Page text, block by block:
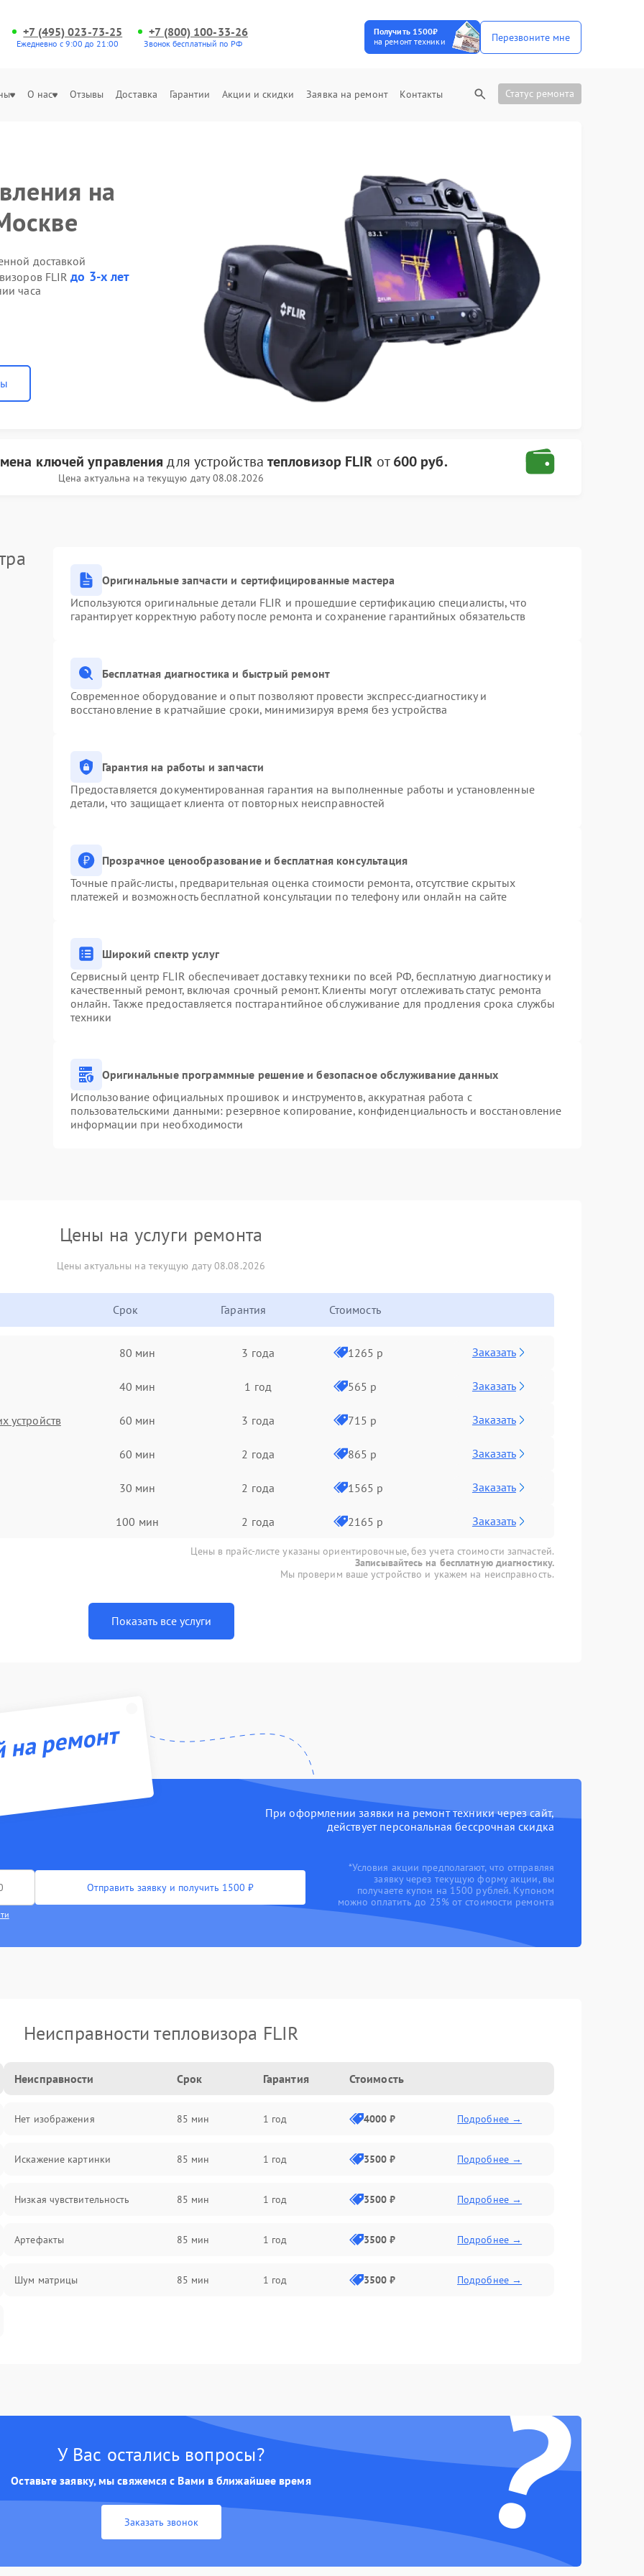
+7 (495) 023-73-25
Ежедневно с 9:00 до 21:00
+7 (800) 100-33-26
Звонок бесплатный по РФ
Получить 1500₽
на ремонт техники
Перезвоните мне
О нас Отзывы Доставка Гарантии Акции и скидки Заявка на ремонт Контакты Статус ремонта
на
доставкой
FLIRдо 3-х лет
часа
ключей управления для устройства тепловизор FLIR от600 руб.
Цена актуальна на текущую дату 08.08.2026
Оригинальные запчасти и сертифицированные мастера
Используются оригинальные детали FLIR и прошедшие сертификацию специалисты, что
гарантирует корректную работу после ремонта и сохранение гарантийных обязательств
Бесплатная диагностика и быстрый ремонт
Современное оборудование и опыт позволяют провести экспресс-диагностику и
восстановление в кратчайшие сроки, минимизируя время без устройства
Гарантия на работы и запчасти
Предоставляется документированная гарантия на выполненные работы и установленные
детали, что защищает клиента от повторных неисправностей
Прозрачное ценообразование и бесплатная консультация
Точные прайс-листы, предварительная оценка стоимости ремонта, отсутствие скрытых
платежей и возможность бесплатной консультации по телефону или онлайн на сайте
Широкий спектр услуг
Сервисный центр FLIR обеспечивает доставку техники по всей РФ, бесплатную диагностику и
качественный ремонт, включая срочный ремонт. Клиенты могут отслеживать статус ремонта
онлайн. Также предоставляется постгарантийное обслуживание для продления срока службы
техники
Оригинальные программные решение и безопасное обслуживание данных
Использование официальных прошивок и инструментов, аккуратная работа с
пользовательскими данными: резервное копирование, конфиденциальность и восстановление
информации при необходимости
Цены на услуги ремонта
Цены актуальны на текущую дату 08.08.2026
Срок Гарантия Стоимость
80 мин 3 года 1265 р Заказать
40 мин 1 год 565 р Заказать
устройств 60 мин 3 года 715 р Заказать
60 мин 2 года 865 р Заказать
30 мин 2 года 1565 р Заказать
100 мин 2 года 2165 р Заказать
Цены в прайс-листе указаны ориентировочные, без учета стоимости запчастей.
Записывайтесь на бесплатную диагностику.
Мы проверим ваше устройство и укажем на неисправность.
Показать все услуги
ремонт
При оформлении заявки на ремонт техники через сайт,
действует персональная бессрочная скидка
Отправить заявку и получить 1500 ₽
*Условия акции предполагают, что отправляя
заявку через текущую форму акции, вы
получаете купон на 1500 рублей. Купоном
можно оплатить до 25% от стоимости ремонта
Неисправности тепловизора FLIR
Неисправности Срок Гарантия Стоимость
Нет изображения 85 мин 1 год 4000 ₽ Подробнее →
Искажение картинки 85 мин 1 год 3500 ₽ Подробнее →
Низкая чувствительность 85 мин 1 год 3500 ₽ Подробнее →
Артефакты 85 мин 1 год 3500 ₽ Подробнее →
Шум матрицы 85 мин 1 год 3500 ₽ Подробнее →
?
У Вас остались вопросы?
Оставьте заявку, мы свяжемся с Вами в ближайшее время
Заказать звонок